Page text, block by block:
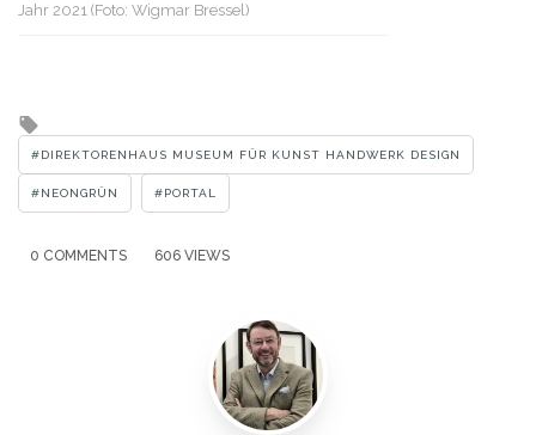
Jahr 2021 (Foto: Wigmar Bressel)
with
DIREKTORENHAUS MUSEUM FÜR KUNST HANDWERK DESIGN
NEONGRÜN PORTAL
0 COMMENTS 606 VIEWS